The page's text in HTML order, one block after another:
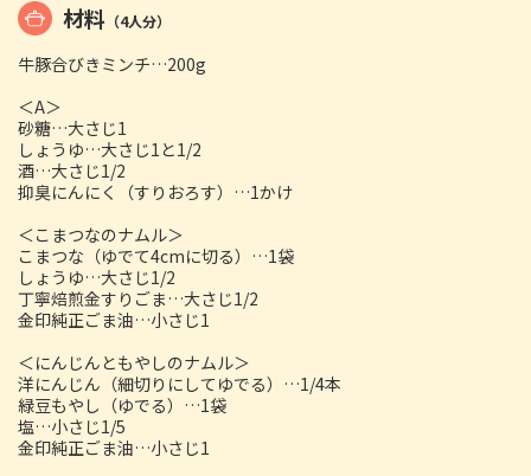
材料 （4人分）
牛豚合びきミンチ…200g
＜A＞
砂糖…大さじ1
しょうゆ…大さじ1と1/2
酒…大さじ1/2
抑臭にんにく（すりおろす）…1かけ
＜こまつなのナムル＞
こまつな（ゆでて4cmに切る）…1袋
しょうゆ…大さじ1/2
丁寧焙煎金すりごま…大さじ1/2
金印純正ごま油…小さじ1
＜にんじんともやしのナムル＞
洋にんじん（細切りにしてゆでる）…1/4本
緑豆もやし（ゆでる）…1袋
塩…小さじ1/5
金印純正ごま油…小さじ1